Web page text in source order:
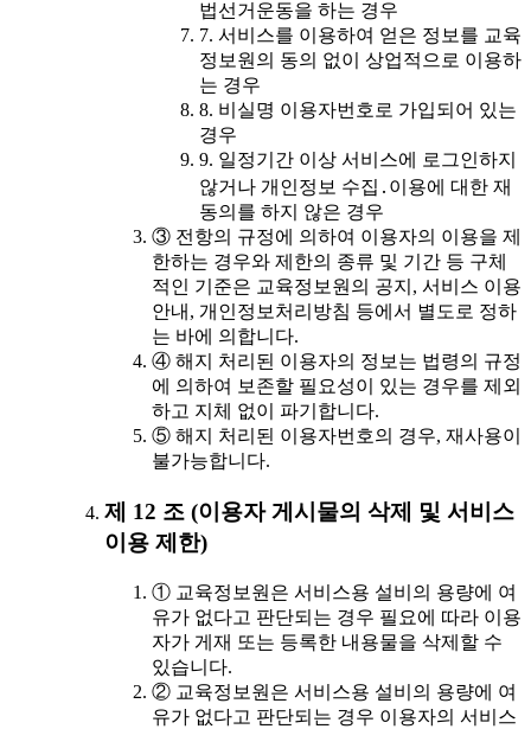
법선거운동을 하는 경우
7. 서비스를 이용하여 얻은 정보를 교육
정보원의 동의 없이 상업적으로 이용하
는 경우
8. 비실명 이용자번호로 가입되어 있는
경우
9. 일정기간 이상 서비스에 로그인하지
않거나 개인정보 수집․이용에 대한 재
동의를 하지 않은 경우
③ 전항의 규정에 의하여 이용자의 이용을 제
한하는 경우와 제한의 종류 및 기간 등 구체
적인 기준은 교육정보원의 공지, 서비스 이용
안내, 개인정보처리방침 등에서 별도로 정하
는 바에 의합니다.
④ 해지 처리된 이용자의 정보는 법령의 규정
에 의하여 보존할 필요성이 있는 경우를 제외
하고 지체 없이 파기합니다.
⑤ 해지 처리된 이용자번호의 경우, 재사용이
불가능합니다.
제 12 조 (이용자 게시물의 삭제 및 서비스
이용 제한)
① 교육정보원은 서비스용 설비의 용량에 여
유가 없다고 판단되는 경우 필요에 따라 이용
자가 게재 또는 등록한 내용물을 삭제할 수
있습니다.
② 교육정보원은 서비스용 설비의 용량에 여
유가 없다고 판단되는 경우 이용자의 서비스